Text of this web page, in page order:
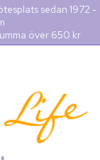
sedan 1972 -
över 650 kr